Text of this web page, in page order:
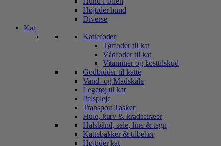
Højtider hund
Diverse
Kat
Kattefoder
Tørfoder til kat
Vådfoder til kat
Vitaminer og kosttilskud
Godbidder til katte
Vand- og Madskåle
Legetøj til kat
Pelspleje
Transport Tasker
Hule, kurv & kradsetræer
Halsbånd, sele, line & tegn
Kattebakker & tilbehør
Højtider kat